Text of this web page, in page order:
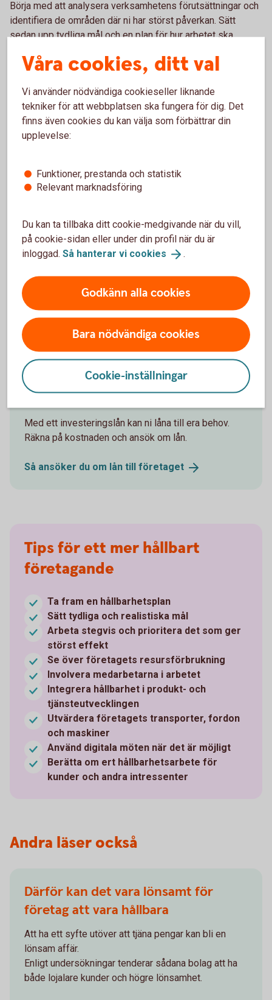
Börja med att analysera verksamhetens förutsättningar och
identifiera de områden där ni har störst påverkan. Sätt
sedan upp tydliga mål och en plan för hur arbetet ska
– Det viktigaste är att komma igång. Hållbarhetsarbetet
behöver inte vara perfekt från början. Genom att ta stegvis
framåt, följa upp resultaten och utveckla arbetet över tid kan
företag skapa värde både för verksamheten och för
samhället, avslutar Johanna Fager.
Johanna Fager
Chef för Group Sustainability
Behöver du lån till ditt
företag?
Med ett investeringslån kan ni låna till era behov.
Räkna på kostnaden och ansök om lån.
Så ansöker du om lån till företaget
Tips för ett mer hållbart
företagande
Ta fram en hållbarhetsplan
Sätt tydliga och realistiska mål
Arbeta stegvis och prioritera det som ger
störst effekt
Se över företagets resursförbrukning
Involvera medarbetarna i arbetet
Integrera hållbarhet i produkt- och
tjänsteutvecklingen
Utvärdera företagets transporter, fordon
och maskiner
Använd digitala möten när det är möjligt
Berätta om ert hållbarhetsarbete för
kunder och andra intressenter
Andra läser också
Därför kan det vara lönsamt för
företag att vara hållbara
Att ha ett syfte utöver att tjäna pengar kan bli en
lönsam affär.
Enligt undersökningar tenderar sådana bolag att ha
både lojalare kunder och högre lönsamhet.
Våra cookies, ditt val
Vi använder nödvändiga cookieseller liknande
tekniker för att webbplatsen ska fungera för dig. Det
finns även cookies du kan välja som förbättrar din
upplevelse:
Funktioner, prestanda och statistik
Relevant marknadsföring
Du kan ta tillbaka ditt cookie-medgivande när du vill,
på cookie-sidan eller under din profil när du är
inloggad. Så hanterar vi cookies .
Godkänn alla cookies
Bara nödvändiga cookies
Cookie-inställningar